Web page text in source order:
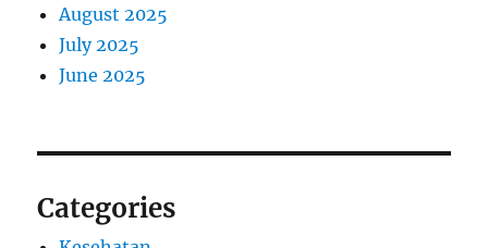
August 2025
July 2025
June 2025
Categories